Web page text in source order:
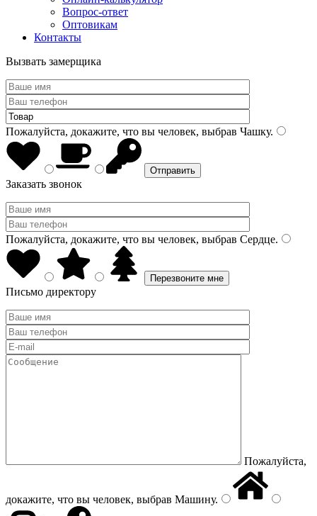
Вопрос-ответ
Оптовикам
Контакты
Вызвать замерщика
Пожалуйста, докажите, что вы человек, выбрав Чашку.
Заказать звонок
Пожалуйста, докажите, что вы человек, выбрав Сердце.
Письмо директору
Пожалуйста,
докажите, что вы человек, выбрав Машину.